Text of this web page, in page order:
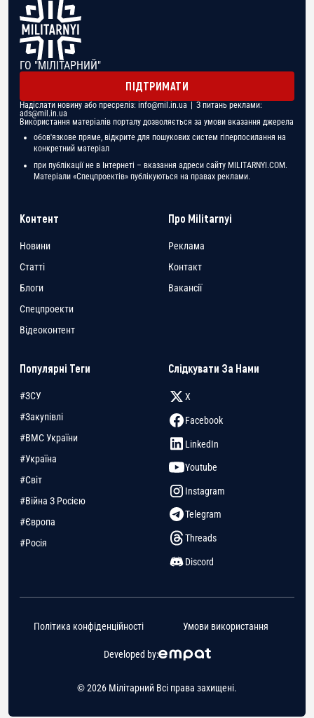
ГО "МІЛІТАРНИЙ"
ПІДТРИМАТИ
Надіслати новину або пресреліз: info@mil.in.ua | З питань реклами:
ads@mil.in.ua
Використання матеріалів порталу дозволяється за умови вказання джерела
обов'язкове пряме, відкрите для пошукових систем гіперпосилання на
конкретний матеріал
при публікації не в Інтернеті – вказання адреси сайту MILITARNYI.COM.
Матеріали «Спецпроектів» публікуються на правах реклами.
Контент
Новини
Статті
Блоги
Спецпроекти
Відеоконтент
Про Militarnyi
Реклама
Контакт
Вакансії
Популярні Теги
#ЗСУ
#Закупівлі
#ВМС України
#Україна
#Світ
#Війна З Росією
#Європа
#Росія
Слідкувати За Нами
X
Facebook
LinkedIn
Youtube
Instagram
Telegram
Threads
Discord
© 2026 Мілітарний Всі права захищені.
Developed by:
Політика конфіденційності Умови використання